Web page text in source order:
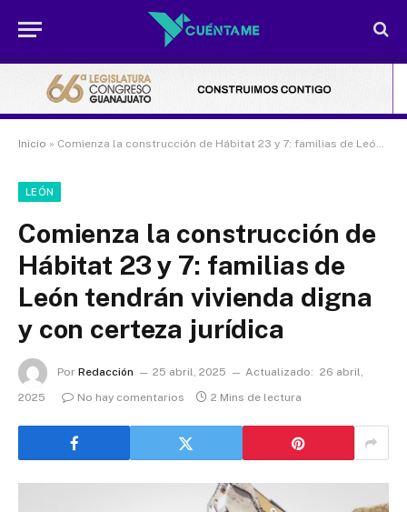
Inicio » Comienza la construcción de Hábitat 23 y 7: familias de León tendrán vivienda digna y con certeza jurídica
LEÓN
Comienza la construcción de
Hábitat 23 y 7: familias de
León tendrán vivienda digna
y con certeza jurídica
Por Redacción 25 abril, 2025 Actualizado: 26 abril,
2025
No hay comentarios 2 Mins de lectura